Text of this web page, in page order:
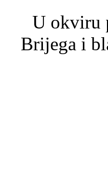
U okviru
Brijega i